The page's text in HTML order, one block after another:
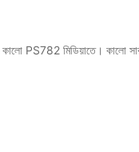
কালো PS782 মিডিয়াতে। কালো